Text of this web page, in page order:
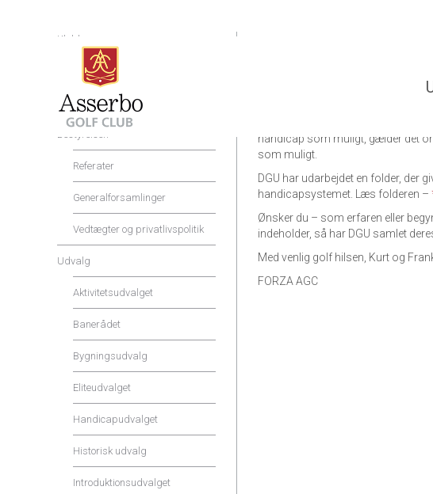
handicap som muligt, gælder det
som muligt.
DGU har udarbejdet en folder, der
handicapsystemet. Læs folderen –
Ønsker du – som erfaren eller
indeholder, så har DGU samlet
Med venlig golf hilsen, Kurt og
FORZA AGC
Klubben
Shop og Service
Priser og rabatter
Bestyrelsen
Referater
Generalforsamlinger
Vedtægter og privatlivspolitik
Udvalg
Aktivitetsudvalget
Banerådet
Bygningsudvalg
Eliteudvalget
Handicapudvalget
Historisk udvalg
Introduktionsudvalget